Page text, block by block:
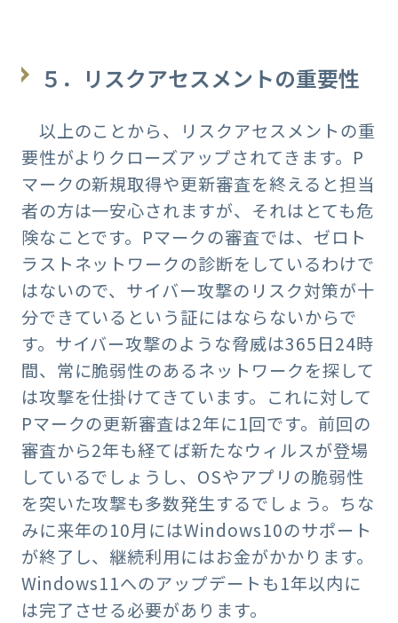
５．リスクアセスメントの重要性
以上のことから、リスクアセスメントの重
要性がよりクローズアップされてきます。P
マークの新規取得や更新審査を終えると担当
者の方は一安心されますが、それはとても危
険なことです。Pマークの審査では、ゼロト
ラストネットワークの診断をしているわけで
はないので、サイバー攻撃のリスク対策が十
分できているという証にはならないからで
す。サイバー攻撃のような脅威は365日24時
間、常に脆弱性のあるネットワークを探して
は攻撃を仕掛けてきています。これに対して
Pマークの更新審査は2年に1回です。前回の
審査から2年も経てば新たなウィルスが登場
しているでしょうし、OSやアプリの脆弱性
を突いた攻撃も多数発生するでしょう。ちな
みに来年の10月にはWindows10のサポート
が終了し、継続利用にはお金がかかります。
Windows11へのアップデートも1年以内に
は完了させる必要があります。